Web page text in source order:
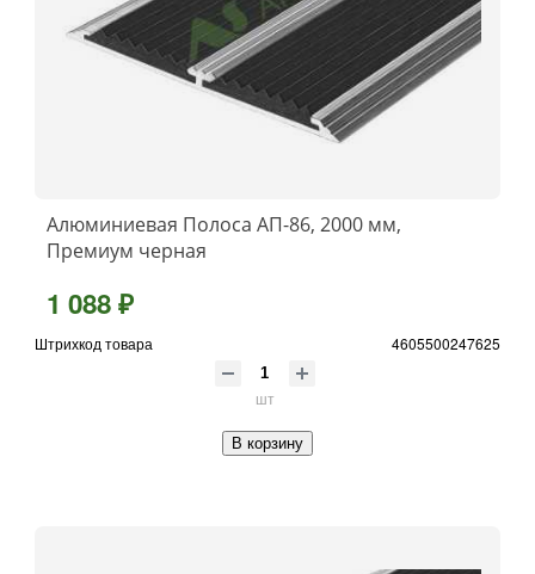
Алюминиевая Полоса АП-86, 2000 мм,
Премиум черная
1 088 ₽
Штрихкод товара 4605500247625
шт
В корзину